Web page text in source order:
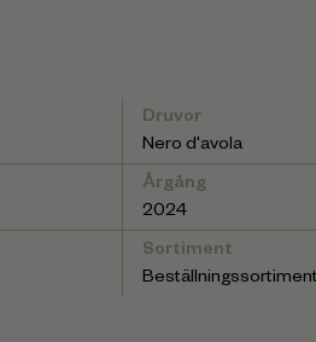
Druvor
Nero d'avola
Årgång
2024
Sortiment
Beställningssortiment